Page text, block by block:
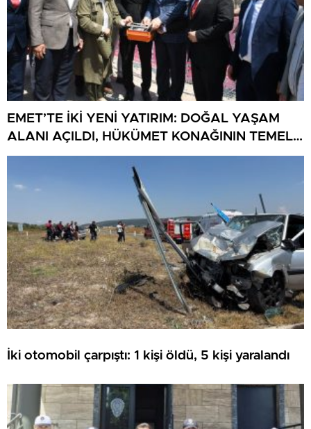
EMET’TE İKİ YENİ YATIRIM: DOĞAL YAŞAM
ALANI AÇILDI, HÜKÜMET KONAĞININ TEMELİ
ATILDI
İki otomobil çarpıştı: 1 kişi öldü, 5 kişi yaralandı